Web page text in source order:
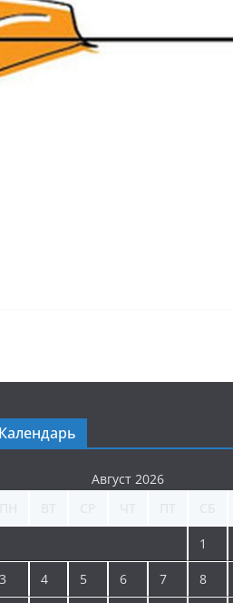
Календарь
Август 2026
1
3 4 5 6 7 8